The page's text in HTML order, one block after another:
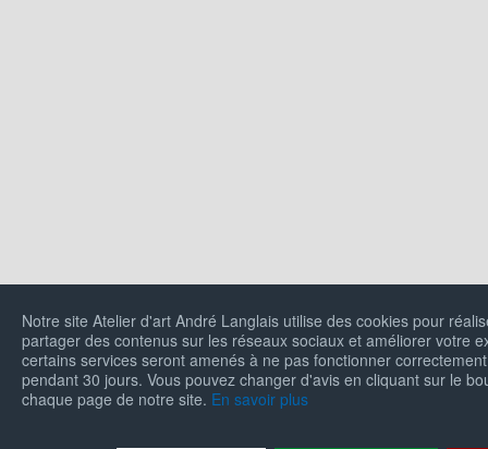
Notre site Atelier d'art André Langlais utilise des cookies pour
partager des contenus sur les réseaux sociaux et améliorer votre
certains services seront amenés à ne pas fonctionner
pendant 30 jours. Vous pouvez changer d'avis en cliquant sur le
chaque page de notre site. En savoir plus